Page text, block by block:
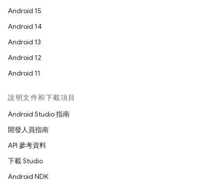
Android 15
Android 14
Android 13
Android 12
Android 11
說明文件和下載項目
Android Studio 指南
開發人員指南
API 參考資料
下載 Studio
Android NDK